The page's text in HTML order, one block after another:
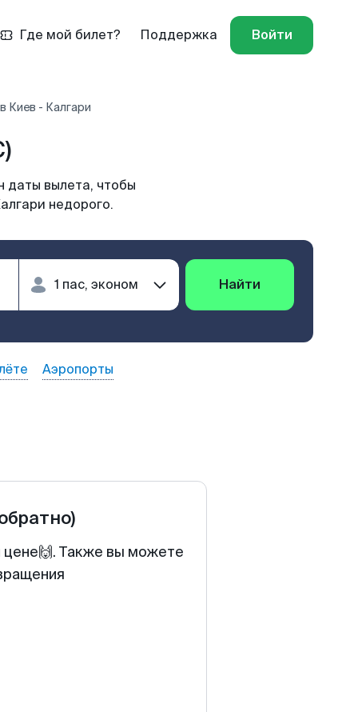
Где мой билет? Поддержка Войти
Киев - Калгари
даты вылета, чтобы
недорого.
Найти
Аэропорты
цене🙌. Также вы можете